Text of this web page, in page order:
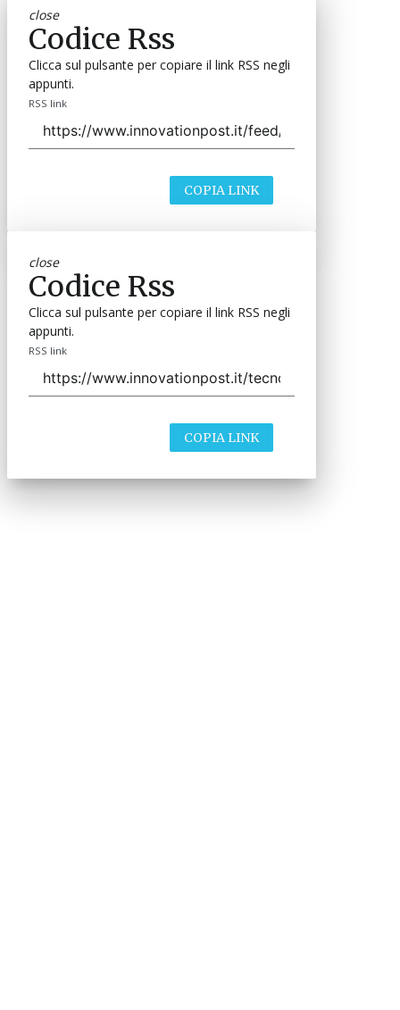
close
Codice Rss
Clicca sul pulsante per copiare il link RSS negli
appunti.
RSS link
COPIA LINK
close
Codice Rss
Clicca sul pulsante per copiare il link RSS negli
appunti.
RSS link
COPIA LINK